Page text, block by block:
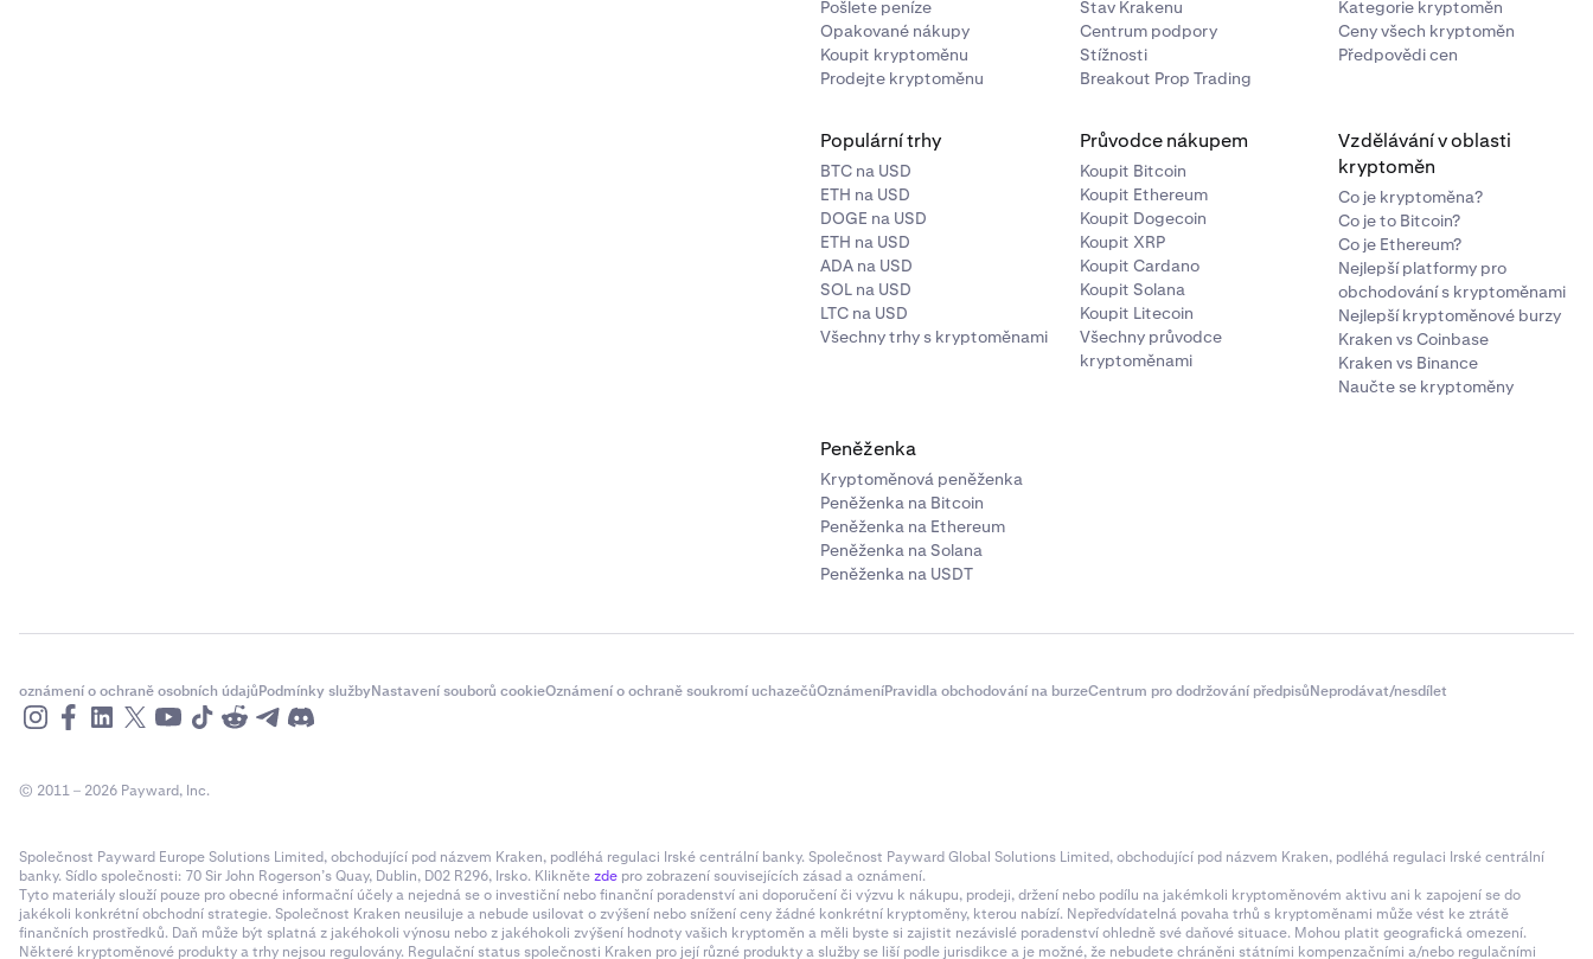
Pošlete peníze
Opakované nákupy
Koupit kryptoměnu
Prodejte kryptoměnu
Stav Krakenu
Centrum podpory
Stížnosti
Breakout Prop Trading
Kategorie kryptoměn
Ceny všech kryptoměn
Předpovědi cen
Populární trhy
BTC na USD
ETH na USD
DOGE na USD
ETH na USD
ADA na USD
SOL na USD
LTC na USD
Všechny trhy s kryptoměnami
Průvodce nákupem
Koupit Bitcoin
Koupit Ethereum
Koupit Dogecoin
Koupit XRP
Koupit Cardano
Koupit Solana
Koupit Litecoin
Všechny průvodce
kryptoměnami
Vzdělávání v oblasti
kryptoměn
Co je kryptoměna?
Co je to Bitcoin?
Co je Ethereum?
Nejlepší platformy pro
obchodování s kryptoměnami
Nejlepší kryptoměnové burzy
Kraken vs Coinbase
Kraken vs Binance
Naučte se kryptoměny
Peněženka
Kryptoměnová peněženka
Peněženka na Bitcoin
Peněženka na Ethereum
Peněženka na Solana
Peněženka na USDT
oznámení o ochraně osobních údajůPodmínky službyNastavení souborů cookieOznámení o ochraně soukromí uchazečůOznámeníPravidla obchodování na burzeCentrum pro dodržování předpisůNeprodávat/nesdílet
© 2011 – 2026 Payward, Inc.
Společnost Payward Europe Solutions Limited, obchodující pod názvem Kraken, podléhá regulaci Irské centrální banky. Společnost Payward Global Solutions Limited, obchodující pod názvem Kraken, podléhá regulaci Irské centrální
banky. Sídlo společnosti: 70 Sir John Rogerson’s Quay, Dublin, D02 R296, Irsko. Kliknětezde pro zobrazení souvisejících zásad a oznámení.
Tyto materiály slouží pouze pro obecné informační účely a nejedná se o investiční nebo finanční poradenství ani doporučení či výzvu k nákupu, prodeji, držení nebo podílu na jakémkoli kryptoměnovém aktivu ani k zapojení se do
jakékoli konkrétní obchodní strategie. Společnost Kraken neusiluje a nebude usilovat o zvýšení nebo snížení ceny žádné konkrétní kryptoměny, kterou nabízí. Nepředvídatelná povaha trhů s kryptoměnami může vést ke ztrátě
finančních prostředků. Daň může být splatná z jakéhokoli výnosu nebo z jakéhokoli zvýšení hodnoty vašich kryptoměn a měli byste si zajistit nezávislé poradenství ohledně své daňové situace. Mohou platit geografická omezení.
Některé kryptoměnové produkty a trhy nejsou regulovány. Regulační status společnosti Kraken pro její různé produkty a služby se liší podle jurisdikce a je možné, že nebudete chráněni státními kompenzačními a/nebo regulačními